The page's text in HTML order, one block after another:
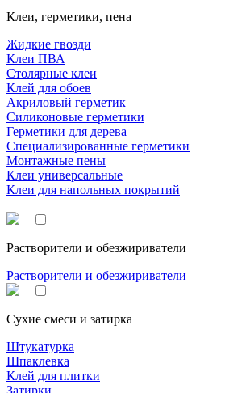
Клеи, герметики, пена
Жидкие гвозди
Клеи ПВА
Столярные клеи
Клей для обоев
Акриловый герметик
Силиконовые герметики
Герметики для дерева
Специализированные герметики
Монтажные пены
Клеи универсальные
Клеи для напольных покрытий
Растворители и обезжириватели
Растворители и обезжириватели
Сухие смеси и затирка
Штукатурка
Шпаклевка
Клей для плитки
Затирки